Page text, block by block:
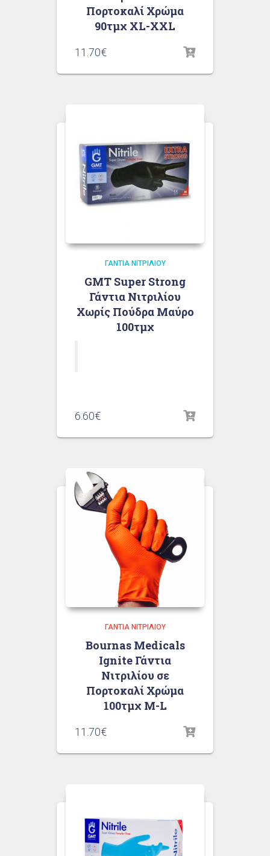
Πορτοκαλί Χρώμα
90τμχ XL-XXL
11.70€
ΓΆΝΤΙΑ ΝΙΤΡΙΛΊΟΥ
GMT Super Strong
Γάντια Νιτριλίου
Χωρίς Πούδρα Μαύρο
100τμχ
6.60€
ΓΆΝΤΙΑ ΝΙΤΡΙΛΊΟΥ
Bournas Medicals
Ignite Γάντια
Νιτριλίου σε
Πορτοκαλί Χρώμα
100τμχ M-L
11.70€